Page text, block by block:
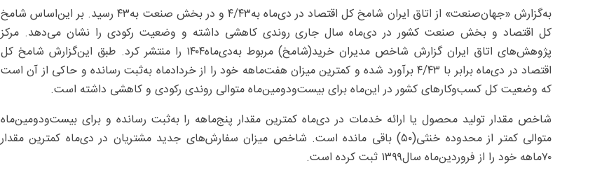
به‌گزارش «جهان‌صنعت» از اتاق ایران شامخ کل اقتصاد در دی‌ماه به‌۴/۴۳ و در بخش صنعت به‌۴۳ رسید. بر این‌اساس شامخ
کل اقتصاد و بخش صنعت کشور در دی‌ماه سال جاری روندی کاهشی داشته و وضعیت رکودی را نشان می‌دهد. مرکز
پژوهش‌های اتاق ایران گزارش شاخص مدیران خرید(شامخ) مربوط به‌دی‌ماه۱۴۰۴ را منتشر کرد. طبق این‌گزارش شامخ کل
اقتصاد در دی‌ماه برابر با ۴/۴۳ برآورد شده و کمترین میزان هفت‌ماهه خود را از خردادماه به‌ثبت رسانده و حاکی از آن است
که وضعیت کل کسب‌وکارهای کشور در این‌ماه برای بیست‌ودومین‌ماه متوالی روندی رکودی و کاهشی داشته است.
شاخص مقدار تولید محصول یا ارائه خدمات در دی‌ماه کمترین مقدار پنج‌ماهه را به‌ثبت رسانده و برای بیست‌ودومین‌ماه
متوالی کمتر از محدوده خنثی(۵۰) باقی مانده است. شاخص میزان سفارش‌های جدید مشتریان در دی‌ماه کمترین مقدار
۷۰‌ماهه خود را از فروردین‌ماه سال‌۱۳۹۹ ثبت کرده است.